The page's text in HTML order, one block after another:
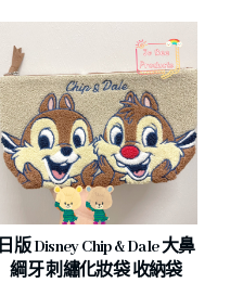
日版 Disney Chip & Dale 大鼻
綱牙 刺繡化妝袋 收納袋